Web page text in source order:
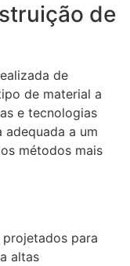
de
de
de material a
e tecnologias
adequada a um
métodos mais
para
altas